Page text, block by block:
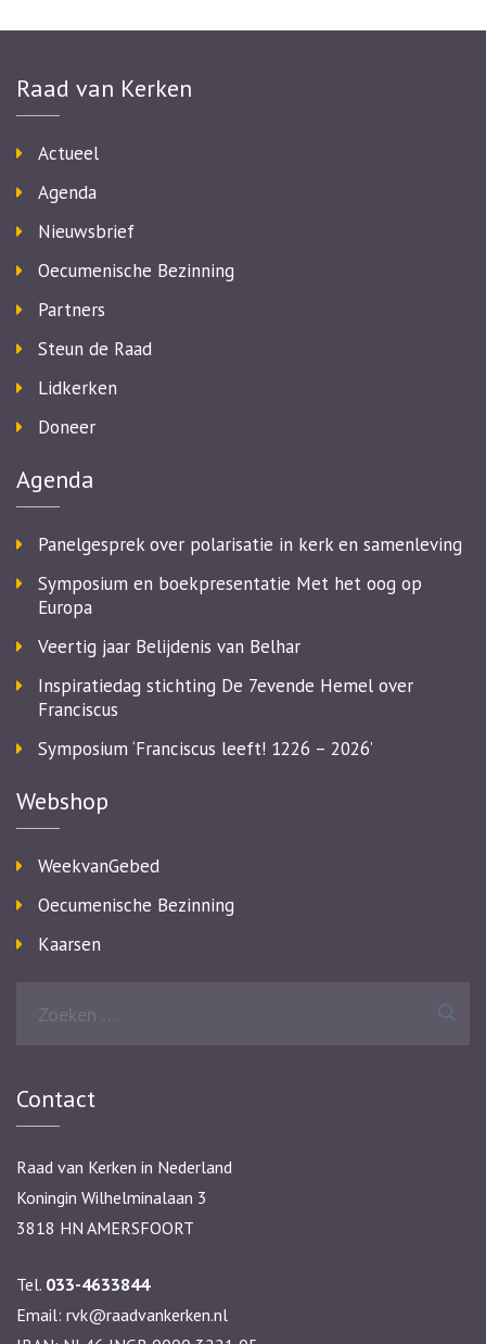
Raad van Kerken
Actueel
Agenda
Nieuwsbrief
Oecumenische Bezinning
Partners
Steun de Raad
Lidkerken
Doneer
Agenda
Panelgesprek over polarisatie in kerk en samenleving
Symposium en boekpresentatie Met het oog op
Europa
Veertig jaar Belijdenis van Belhar
Inspiratiedag stichting De 7evende Hemel over
Franciscus
Symposium ‘Franciscus leeft! 1226 – 2026’
Webshop
WeekvanGebed
Oecumenische Bezinning
Kaarsen
Contact
Raad van Kerken in Nederland
Koningin Wilhelminalaan 3
3818 HN AMERSFOORT
Tel. 033-4633844
Email: rvk@raadvankerken.nl